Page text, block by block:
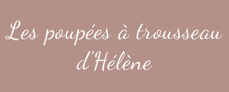
content
Les poupées à trousseau
d'Hélène